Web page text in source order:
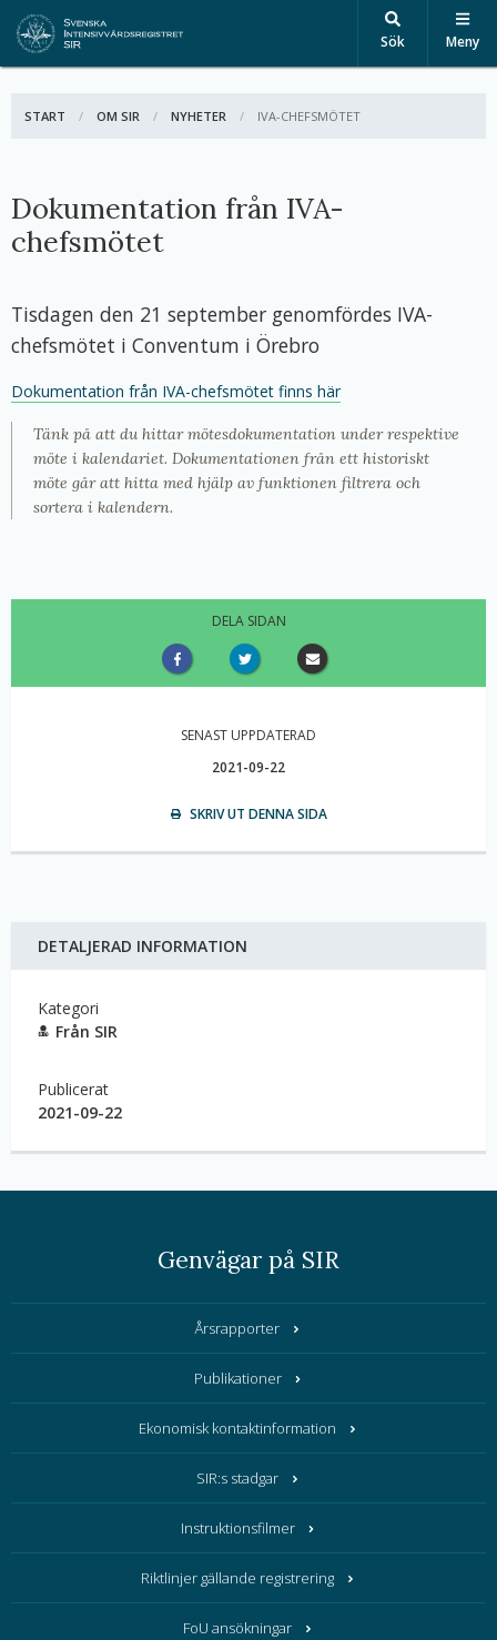
Sök Meny
START OM SIR NYHETER AKTIV:
IVA-CHEFSMÖTET
Dokumentation från IVA-
chefsmötet
Tisdagen den 21 september genomfördes IVA-
chefsmötet i Conventum i Örebro
Dokumentation från IVA-chefsmötet finns här
Tänk på att du hittar mötesdokumentation under respektive
möte i kalendariet. Dokumentationen från ett historiskt
möte går att hitta med hjälp av funktionen filtrera och
sortera i kalendern.
DELA SIDAN
SENAST UPPDATERAD
2021-09-22
SKRIV UT DENNA SIDA
DETALJERAD INFORMATION
Kategori
Från SIR
Publicerat
2021-09-22
Genvägar på SIR
Årsrapporter
Publikationer
Ekonomisk kontaktinformation
SIR:s stadgar
Instruktionsfilmer
Riktlinjer gällande registrering
FoU ansökningar